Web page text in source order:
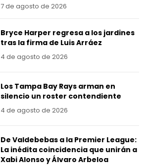
7 de agosto de 2026
Bryce Harper regresa a los jardines
tras la firma de Luis Arráez
4 de agosto de 2026
Los Tampa Bay Rays arman en
silencio un roster contendiente
4 de agosto de 2026
De Valdebebas a la Premier League:
La inédita coincidencia que unirán a
Xabi Alonso y Álvaro Arbeloa